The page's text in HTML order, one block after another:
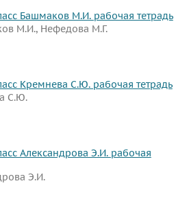
Башмаков М.И. рабочая тетрадь
М.И., Нефедова М.Г.
Кремнева С.Ю. рабочая тетрадь
С.Ю.
Александрова Э.И. рабочая
Э.И.